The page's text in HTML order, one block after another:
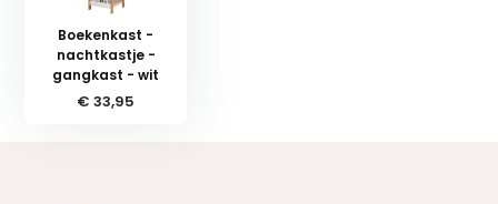
Boekenkast -
nachtkastje -
gangkast - wit
€ 33,95